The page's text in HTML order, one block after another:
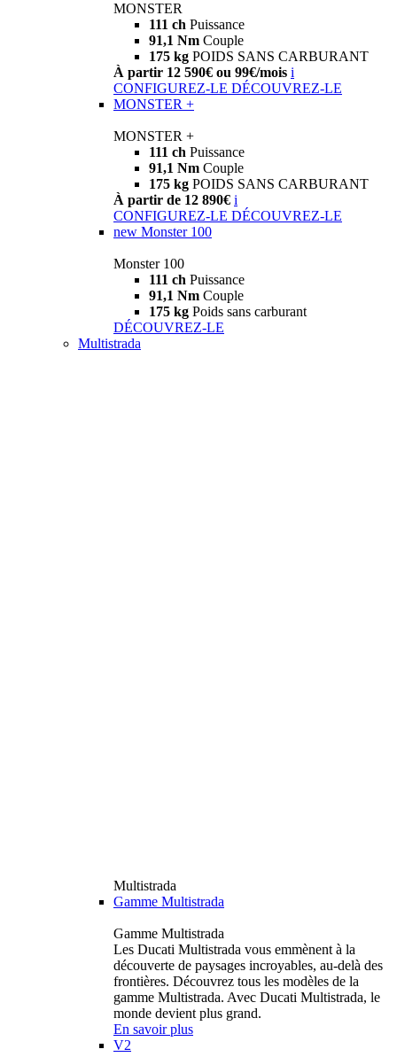
MONSTER
111 ch Puissance
91,1 Nm Couple
175 kg POIDS SANS CARBURANT
À partir 12 590€ ou 99€/mois i
CONFIGUREZ-LE DÉCOUVREZ-LE
MONSTER +
MONSTER +
111 ch Puissance
91,1 Nm Couple
175 kg POIDS SANS CARBURANT
À partir de 12 890€ i
CONFIGUREZ-LE DÉCOUVREZ-LE
new Monster 100
Monster 100
111 ch Puissance
91,1 Nm Couple
175 kg Poids sans carburant
DÉCOUVREZ-LE
Multistrada
Multistrada
Gamme Multistrada
Gamme Multistrada
Les Ducati Multistrada vous emmènent à la
découverte de paysages incroyables, au-delà des
frontières. Découvrez tous les modèles de la
gamme Multistrada. Avec Ducati Multistrada, le
monde devient plus grand.
En savoir plus
V2